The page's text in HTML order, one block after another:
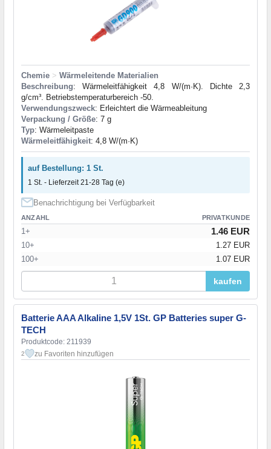
Chemie > Wärmeleitende Materialien
Beschreibung: Wärmeleitfähigkeit 4,8 W/(m·K). Dichte 2,3
g/cm³. Betriebstemperaturbereich -50.
Verwendungszweck: Erleichtert die Wärmeableitung
Verpackung / Größe: 7 g
Typ: Wärmeleitpaste
Wärmeleitfähigkeit: 4,8 W/(m·K)
auf Bestellung: 1 St.
1 St. - Lieferzeit 21-28 Tag (e)
Benachrichtigung bei Verfügbarkeit
ANZAHL PRIVATKUNDE
1+ 1.46 EUR
10+
1.27 EUR
100+
1.07 EUR
kaufen
Batterie AAA Alkaline 1,5V 1St. GP Batteries super G-
TECH
Produktcode: 211939
2 zu Favoriten hinzufügen